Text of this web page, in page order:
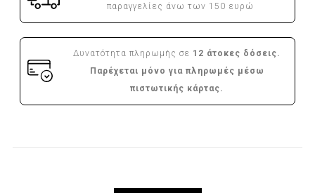
παραγγελίες άνω των 150 ευρώ
Δυνατότητα πληρωμής σε 12 άτοκες δόσεις.
Παρέχεται μόνο για πληρωμές μέσω
πιστωτικής κάρτας.